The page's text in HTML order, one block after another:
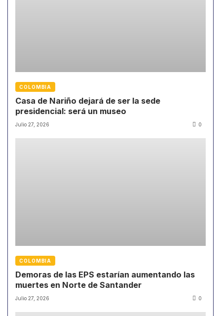
COLOMBIA
Casa de Nariño dejará de ser la sede
presidencial: será un museo
Julio 27, 2026 0
COLOMBIA
Demoras de las EPS estarían aumentando las
muertes en Norte de Santander
Julio 27, 2026 0